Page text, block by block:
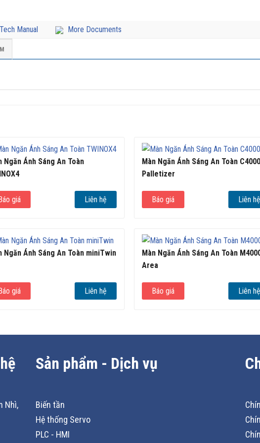
Tech Manual More Documents
Ngăn Ánh Sáng An Toàn
giá Liên hệ
Màn Ngăn Ánh Sáng An Toàn C4000
Palletizer
Báo giá Liên hệ
Ngăn Ánh Sáng An Toàn miniTwin
giá Liên hệ
Màn Ngăn Ánh Sáng An Toàn
Area
Báo giá Liên hệ
Sản phẩm - Dịch vụ
Nhì,
Biến tần
Hệ thống Servo
PLC - HMI